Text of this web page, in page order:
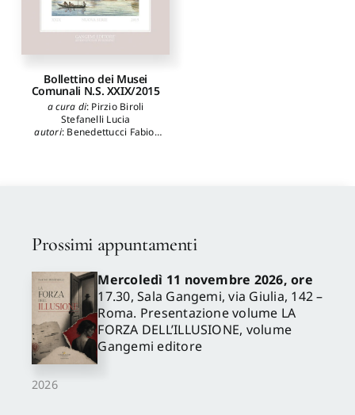
Bollettino dei Musei
Comunali N.S. XXIX/2015
a cura di: Pirzio Biroli
Stefanelli Lucia
autori: Benedettucci Fabio,
Biroli Stefanelli Lucia,
Rodinò di Miglione Antonio
Strano Fulvia, Vai Stefania
Prossimi appuntamenti
2026
Mercoledì 11 novembre 2026, ore
17.30, Sala Gangemi, via Giulia, 142 –
Roma. Presentazione volume LA
FORZA DELL’ILLUSIONE, volume
Gangemi editore